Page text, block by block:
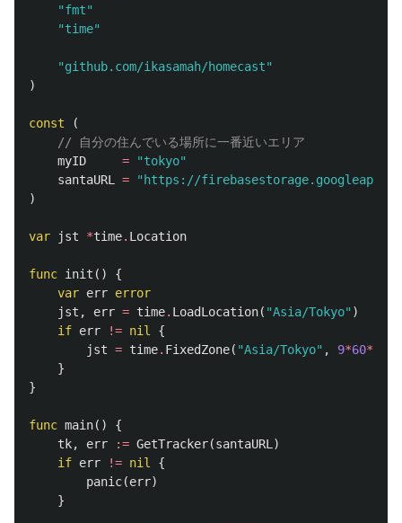
"fmt"
"time"
"github.com/ikasamah/homecast"
)
const
(
// 自分の住んでいる場所に一番近いエリア
myID
=
"tokyo"
santaURL
=
"https://
)
var jst *time. Location
func init ()
{
var err error
jst , err = time. LoadLocation( "Asia/Tokyo" )
if err != nil
{
jst = time. FixedZone( "Asia/Tokyo" , 9*60*
}
}
func main()
{
tk, err := GetTracker(santaURL )
if err != nil
{
panic(err)
}